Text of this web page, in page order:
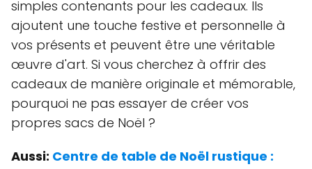
simples contenants pour les cadeaux. Ils
ajoutent une touche festive et personnelle à
vos présents et peuvent être une véritable
œuvre d'art. Si vous cherchez à offrir des
cadeaux de manière originale et mémorable,
pourquoi ne pas essayer de créer vos
propres sacs de Noël ?
Aussi: Centre de table de Noël rustique :